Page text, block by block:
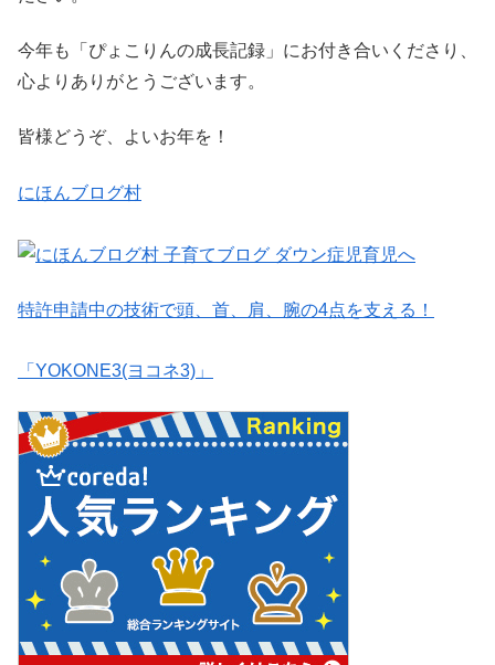
今年も「ぴょこりんの成長記録」にお付き合いくださり、
心よりありがとうございます。
皆様どうぞ、よいお年を！
にほんブログ村
特許申請中の技術で頭、首、肩、腕の4点を支える！
「YOKONE3(ヨコネ3)」